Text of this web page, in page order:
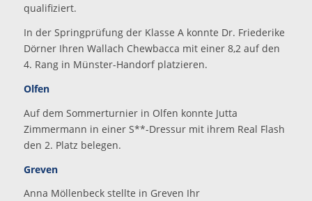
qualifiziert.
In der Springprüfung der Klasse A konnte Dr. Friederike
Dörner Ihren Wallach Chewbacca mit einer 8,2 auf den
4. Rang in Münster-Handorf platzieren.
Olfen
Auf dem Sommerturnier in Olfen konnte Jutta
Zimmermann in einer S**-Dressur mit ihrem Real Flash
den 2. Platz belegen.
Greven
Anna Möllenbeck stellte in Greven Ihr